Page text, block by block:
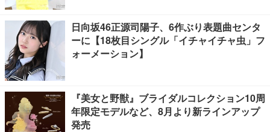
日向坂46正源司陽子、6作ぶり表題曲センタ
ーに【18枚目シングル「イチャイチャ虫」フ
ォーメーション】
『美女と野獣』ブライダルコレクション10周
年限定モデルなど、8月より新ラインアップ
発売